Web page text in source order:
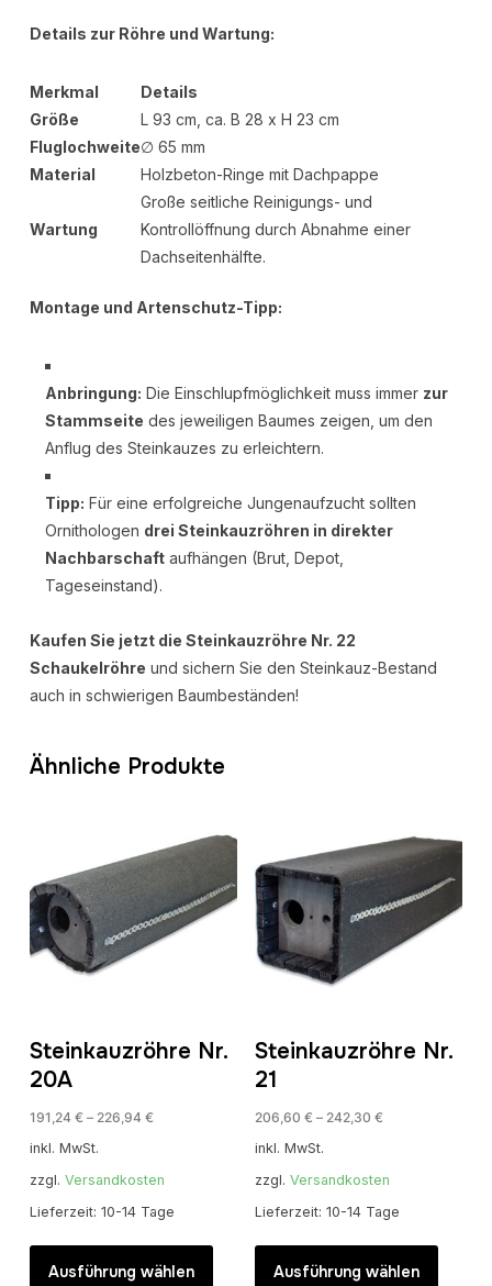
Details zur Röhre und Wartung:
Merkmal
Details
Größe
L 93 cm, ca. B 28 x H 23 cm
Fluglochweite∅ 65 mm
Material
Holzbeton-Ringe mit Dachpappe
Wartung
Große seitliche Reinigungs- und
Kontrollöffnung durch Abnahme einer
Dachseitenhälfte.
Montage und Artenschutz-Tipp:
Anbringung: Die Einschlupfmöglichkeit muss immer zur
Stammseite des jeweiligen Baumes zeigen, um den
Anflug des Steinkauzes zu erleichtern.
Tipp: Für eine erfolgreiche Jungenaufzucht sollten
Ornithologen drei Steinkauzröhren in direkter
Nachbarschaftaufhängen (Brut, Depot,
Tageseinstand).
Kaufen Sie jetzt die Steinkauzröhre Nr. 22
Schaukelröhre und sichern Sie den Steinkauz-Bestand
auch in schwierigen Baumbeständen!
Ähnliche Produkte
Steinkauzröhre Nr.
20A
191,24 € – 226,94 €
inkl. MwSt.
zzgl. Versandkosten
Lieferzeit: 10-14 Tage
Ausführung wählen
Dieses
Steinkauzröhre Nr.
21
206,60 € – 242,30 €
inkl. MwSt.
zzgl. Versandkosten
Lieferzeit: 10-14 Tage
Ausführung wählen
Dieses